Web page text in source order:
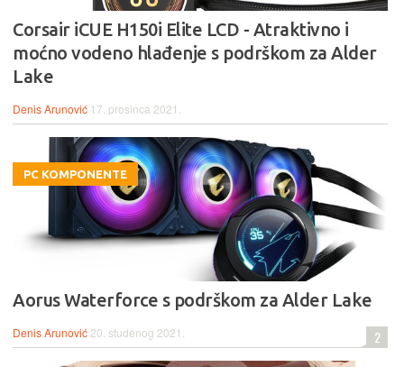
Corsair iCUE H150i Elite LCD - Atraktivno i
moćno vodeno hlađenje s podrškom za Alder
Lake
Denis Arunović 17. prosinca 2021.
PC KOMPONENTE
Aorus Waterforce s podrškom za Alder Lake
Denis Arunović 20. studenog 2021. 2